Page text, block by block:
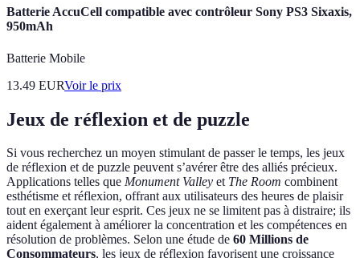
Batterie AccuCell compatible avec contrôleur Sony PS3 Sixaxis,
950mAh
Batterie Mobile
13.49 EURVoir le prix
Jeux de réflexion et de puzzle
Si vous recherchez un moyen stimulant de passer le temps, les jeux
de réflexion et de puzzle peuvent s’avérer être des alliés précieux.
Applications telles que Monument Valley et The Room combinent
esthétisme et réflexion, offrant aux utilisateurs des heures de plaisir
tout en exerçant leur esprit. Ces jeux ne se limitent pas à distraire; ils
aident également à améliorer la concentration et les compétences en
résolution de problèmes. Selon une étude de 60 Millions de
Consommateurs, les jeux de réflexion favorisent une croissance